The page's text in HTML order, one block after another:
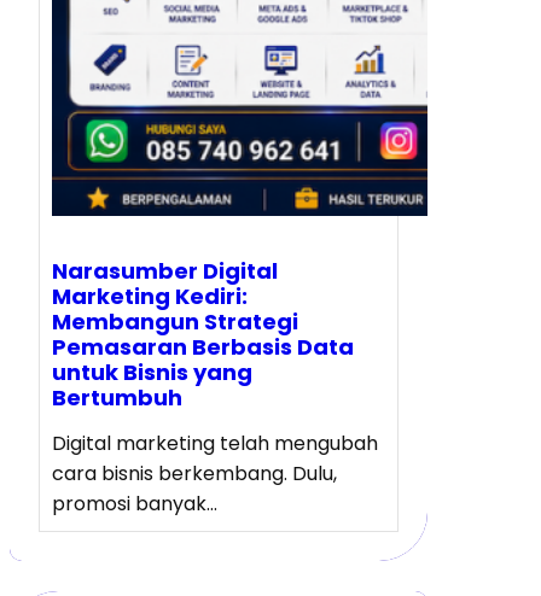
Narasumber Digital
Marketing Kediri:
Membangun Strategi
Pemasaran Berbasis Data
untuk Bisnis yang
Bertumbuh
Digital marketing telah mengubah
cara bisnis berkembang. Dulu,
promosi banyak…